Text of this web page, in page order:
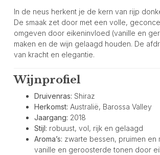
In de neus herkent je de kern van rijp
De smaak zet door met een volle,
omgeven door eikeninvloed (vanille en
maken en de wijn gelaagd houden. De
van kracht en elegantie.
Wijnprofiel
Druivenras: Shiraz
Herkomst: Australië, Barossa Valley
Jaargang: 2018
Stijl: robuust, vol, rijk en gelaagd
Aroma’s: zwarte bessen, pruimen
vanille en geroosterde tonen door